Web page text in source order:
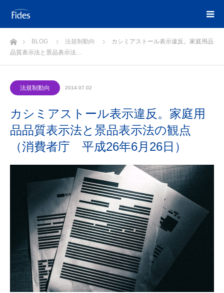
ホームBLOG 法規制動向
カシミアストール表示違反。家庭用品
品質表示法と景品表示法…
法規制動向 2014.07.02
カシミアストール表示違反。家庭用
品品質表示法と景品表示法の観点
（消費者庁 平成26年6月26日）